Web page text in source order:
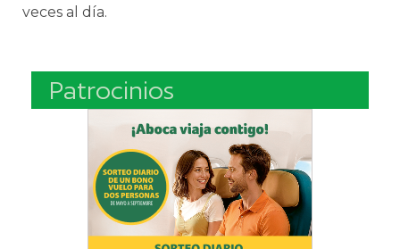
veces al día.
Patrocinios